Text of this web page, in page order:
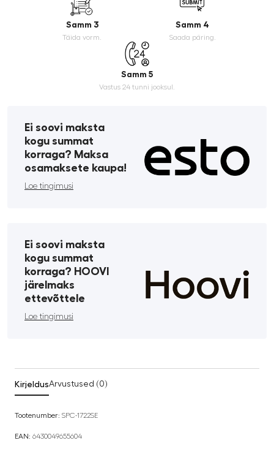
Samm 3
Täida vorm.
Samm 4
Saada päring.
Samm 5
Vastus 24 tunni jooksul.
Ei soovi maksta
kogu summat
korraga? Maksa
osamaksete kaupa!
Loe tingimusi
Ei soovi maksta
kogu summat
korraga? HOOVI
järelmaks
ettevõttele
Loe tingimusi
KirjeldusArvustused (0)
Tootenumber: SPC-1722SE
EAN: 6430049655604